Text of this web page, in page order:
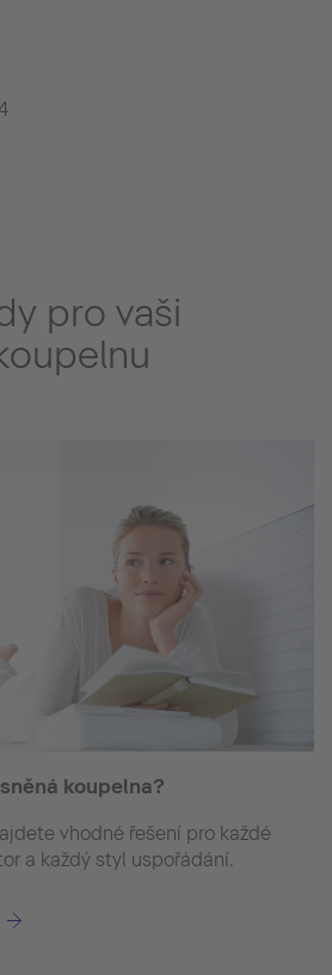
pro vaši
koupelna?
vhodné řešení pro každé
a každý styl uspořádání.